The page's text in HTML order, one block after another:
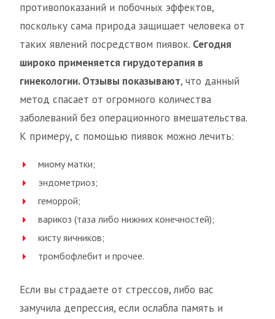
противопоказаний и побочных эффектов,
поскольку сама природа защищает человека от
таких явлений посредством пиявок. Сегодня
широко применяется гирудотерапия в
гинекологии. Отзывы показывают, что данный
метод спасает от огромного количества
заболеваний без операционного вмешательства.
К примеру, с помощью пиявок можно лечить:
миому матки;
эндометриоз;
геморрой;
варикоз (таза либо нижних конечностей);
кисту яичников;
тромбофлебит и прочее.
Если вы страдаете от стрессов, либо вас
замучила депрессия, если ослабла память и